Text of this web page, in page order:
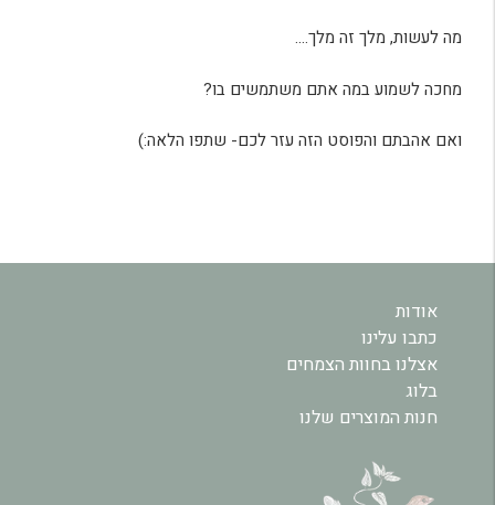
מה לעשות, מלך זה מלך….
מחכה לשמוע במה אתם משתמשים בו?
ואם אהבתם והפוסט הזה עזר לכם- שתפו הלאה:)
אודות
כתבו עלינו
אצלנו בחוות הצמחים
בלוג
חנות המוצרים שלנו